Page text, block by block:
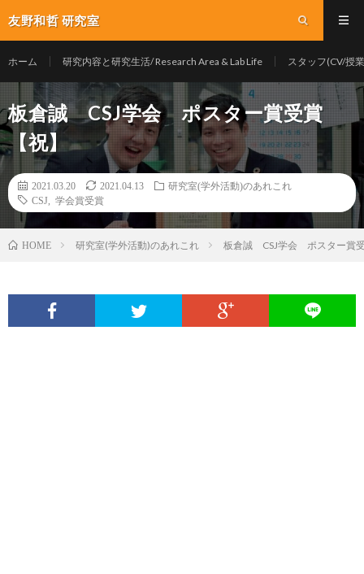
友野和哲 研究室
ホーム 研究内容と研究生活/ Research Area & Lab Life スタッフ(CV/授
板倉誠 CSJ学会 ポスター賞受賞
【祝】
2021.03.20 2021.04.13
研究室(学外活動)のあれこれ
CSJ
学会賞受賞
HOME 研究室(学外活動)のあれこれ 板倉誠 CSJ学会 ポスター賞